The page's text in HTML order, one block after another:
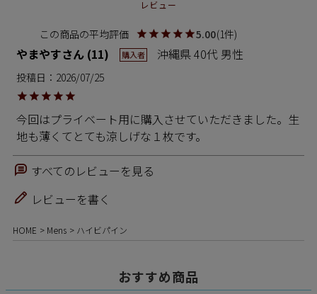
レビュー
5.00 1
やまやす 11 購入者 沖縄県40代 男性
投稿日 2026/07/25
今回はプライベート用に購入させていただきました。生
地も薄くてとても涼しげな１枚です。
すべてのレビューを見る
レビューを書く
HOME Mens ハイビパイン
おすすめ商品